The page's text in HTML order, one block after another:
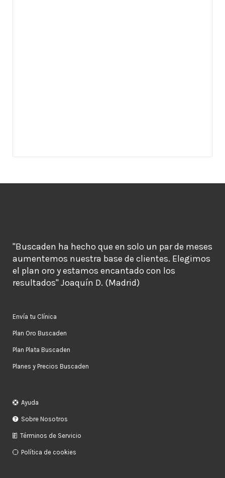
"Buscaden ha hecho que en solo un par de meses
aumentemos nuestra base de clientes. Elegimos
el plan oro y estamos encantado con los
resultados" Joaquín D. (Madrid)
Envía tu Clínica
Plan Oro Buscaden
Plan Plata Buscaden
Planes y Precios Buscaden
Ayuda
Sobre Nosotros
Términos de Servicio
Política de cookies